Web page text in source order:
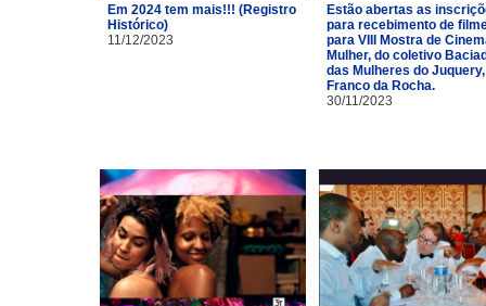
Em 2024 tem mais!!! (Registro
Histórico)
11/12/2023
Estão abertas as
para recebimento de
para VIII Mostra de
Mulher, do coletivo
das Mulheres do
Franco da Rocha.
30/11/2023